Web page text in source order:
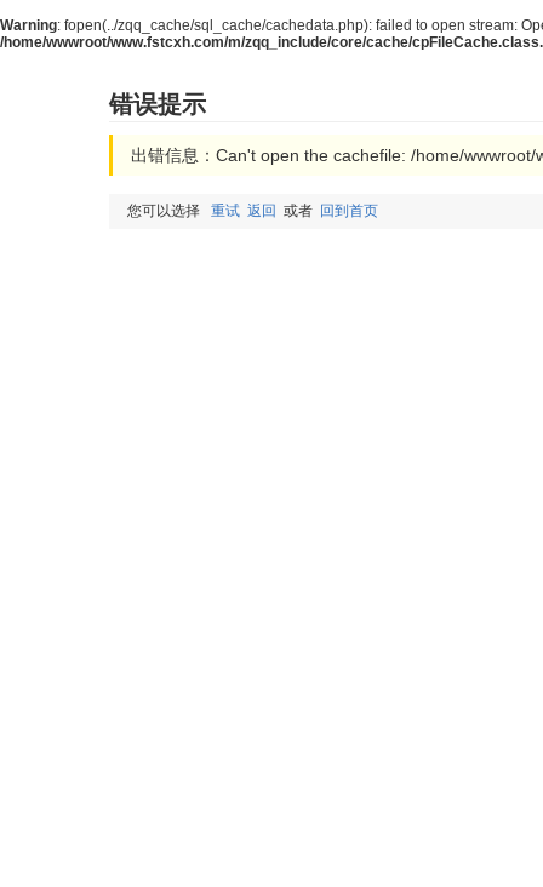
Warning: fopen(../zqq_cache/sql_cache/cachedata.php): failed to open stream:
/home/wwwroot/www.fstcxh.com/m/zqq_include/core/cache/
错误提示
出错信息：Can't open the cachefile: /home/
您可以选择 重试 返回 或者 回到首页